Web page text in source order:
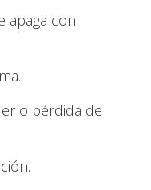
apaga con
o pérdida de